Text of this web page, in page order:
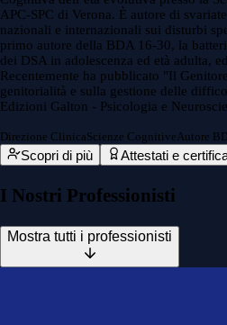
APC-SPC di Verona. È autore di
nazionali e internazionali sui disturbi
primo autore della BDA 16-30, la
dei DSA in adolescenza ed età adulta,
Recentemente ha pubblicato "Il
genitorialità e sulla gestione delle
Edizioni Galton - Psicologia e
Direzione ClinicaScienze CognitiveAutore
Scopri di più Attestati e
I Nostri Professionisti
Mostra tutti i professionisti